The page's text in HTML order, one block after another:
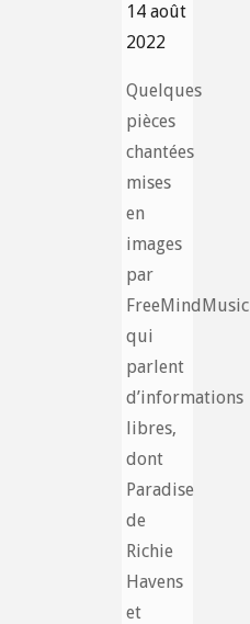
14 août
2022
Quelques
pièces
chantées
mises
en
images
par
FreeMindMusic
qui
parlent
d’informations
libres,
dont
Paradise
de
Richie
Havens
et